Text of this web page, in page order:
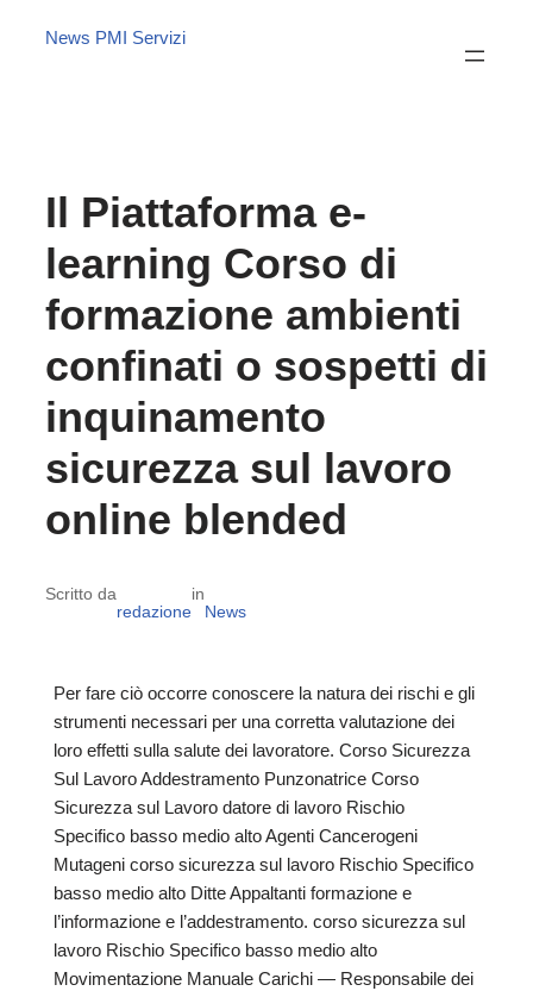
News PMI Servizi
Il Piattaforma e-
learning Corso di
formazione ambienti
confinati o sospetti di
inquinamento
sicurezza sul lavoro
online blended
Scritto da
redazione
in
News
Per fare ciò occorre conoscere la natura dei rischi e gli
strumenti necessari per una corretta valutazione dei
loro effetti sulla salute dei lavoratore. Corso Sicurezza
Sul Lavoro Addestramento Punzonatrice Corso
Sicurezza sul Lavoro datore di lavoro Rischio
Specifico basso medio alto Agenti Cancerogeni
Mutageni corso sicurezza sul lavoro Rischio Specifico
basso medio alto Ditte Appaltanti formazione e
l’informazione e l’addestramento. corso sicurezza sul
lavoro Rischio Specifico basso medio alto
Movimentazione Manuale Carichi — Responsabile dei